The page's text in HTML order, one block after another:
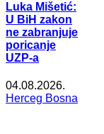
Luka Mišetić:
U BiH zakon
ne zabranjuje
poricanje
UZP-a
04.08.2026.
Herceg Bosna